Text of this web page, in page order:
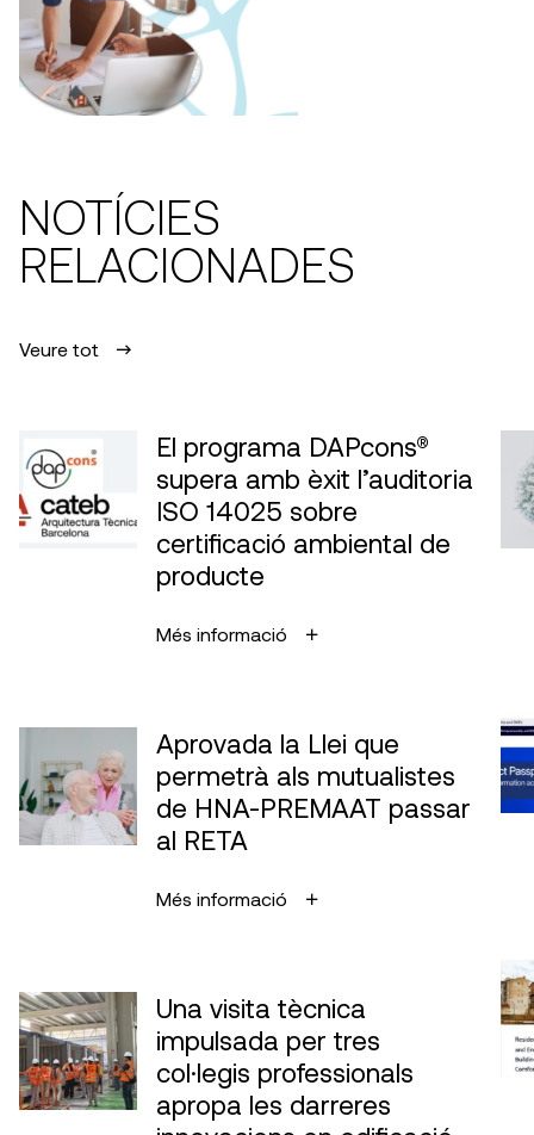
NOTÍCIES
RELACIONADES
Veure tot
El programa DAPcons®
supera amb èxit l’auditoria
ISO 14025 sobre
certificació ambiental de
producte
Més informació
Aprovada la Llei que
permetrà als mutualistes
de HNA-PREMAAT passar
al RETA
Més informació
Una visita tècnica
impulsada per tres
col·legis professionals
apropa les darreres